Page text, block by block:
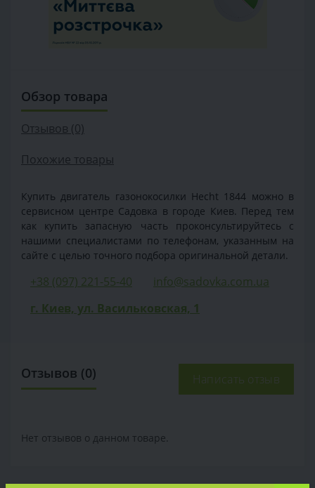
Обзор товара
Отзывов (0)
Похожие товары
Купить двигатель газонокосилки Hecht 1844 можно в
сервисном центре Садовка в городе Киев. Перед тем
как купить запасную часть проконсультируйтесь с
нашими специалистами по телефонам, указанным на
сайте с целью точного подбора оригинальной детали.
+38 (097) 221-55-40
info@sadovka.com.ua
г. Киев, ул. Васильковская, 1
Отзывов (0) Написать отзыв
Нет отзывов о данном товаре.